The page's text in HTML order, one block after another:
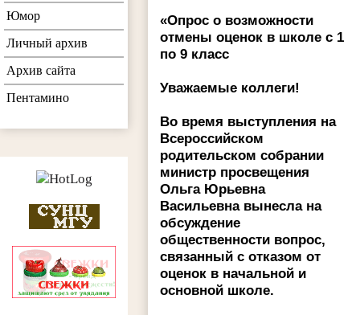
«Опрос о возможности
отмены оценок в школе с 1
по 9 класс
Уважаемые коллеги!
Во время выступления на
Всероссийском
родительском собрании
министр просвещения
Ольга Юрьевна
Васильевна вынесла на
обсуждение
общественности вопрос,
связанный с отказом от
оценок в начальной и
основной школе.
Юмор
Личный архив
Архив сайта
Пентамино